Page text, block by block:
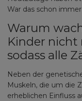
War das schon
Warum
Kinder nicht
sodass alle
Neben der
Muskeln, die um die
erheblichen Einfluss